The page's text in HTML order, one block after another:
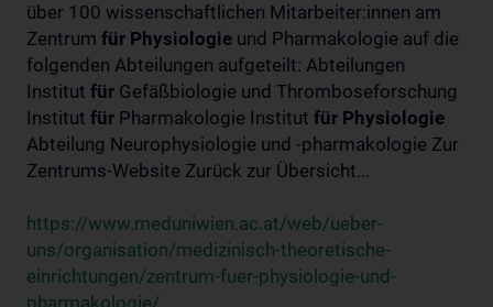
über 100 wissenschaftlichen Mitarbeiter:innen am
Zentrum für Physiologie und Pharmakologie auf die
folgenden Abteilungen aufgeteilt: Abteilungen
Institut für Gefäßbiologie und Thromboseforschung
Institut für Pharmakologie Institut für Physiologie
Abteilung Neurophysiologie und -pharmakologie Zur
Zentrums-Website Zurück zur Übersicht...
https://www.meduniwien.ac.at/web/ueber-
uns/organisation/medizinisch-theoretische-
einrichtungen/zentrum-fuer-physiologie-und-
pharmakologie/